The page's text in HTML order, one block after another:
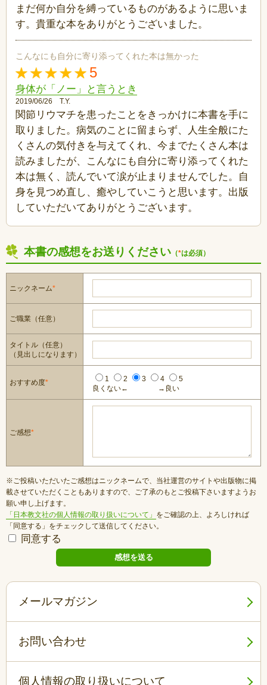
まだ何か自分を縛っているものがあるように思いま
す。貴重な本をありがとうございました。
こんなにも自分に寄り添ってくれた本は無かった
5
身体が「ノー」と言うとき
2019/06/26 T.Y.
関節リウマチを患ったことをきっかけに本書を手に
取りました。病気のことに留まらず、人生全般にた
くさんの気付きを与えてくれ、今までたくさん本は
読みましたが、こんなにも自分に寄り添ってくれた
本は無く、読んでいて涙が止まりませんでした。自
身を見つめ直し、癒やしていこうと思います。出版
していただいてありがとうございます。
本書の感想をお送りください （*は必須）
ニックネーム*
ご職業（任意）
タイトル（任意）
（見出しになります）
おすすめ度* 1 2 3 4
5
良くない←
→良い
ご感想*
※ご投稿いただいたご感想はニックネームで、当社運営のサイトや出版物に掲
載させていただくこともありますので、ご了承のもとご投稿下さいますようお
願い申し上げます。
「日本教文社の個人情報の取り扱いについて」 をご確認の上、よろしければ
「同意する」をチェックして送信してください。
同意する
メールマガジン
お問い合わせ
個人情報の取り扱いについて